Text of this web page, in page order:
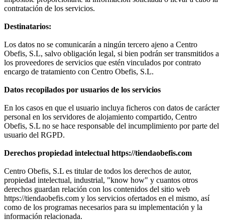
contratación de los servicios.
Destinatarios:
Los datos no se comunicarán a ningún tercero ajeno a Centro
Obefis, S.L, salvo obligación legal, si bien podrán ser transmitidos a
los proveedores de servicios que estén vinculados por contrato
encargo de tratamiento con Centro Obefis, S.L.
Datos recopilados por usuarios de los servicios
En los casos en que el usuario incluya ficheros con datos de carácter
personal en los servidores de alojamiento compartido, Centro
Obefis, S.L no se hace responsable del incumplimiento por parte del
usuario del RGPD.
Derechos propiedad intelectual https://tiendaobefis.com
Centro Obefis, S.L es titular de todos los derechos de autor,
propiedad intelectual, industrial, "know how" y cuantos otros
derechos guardan relación con los contenidos del sitio web
https://tiendaobefis.com y los servicios ofertados en el mismo, así
como de los programas necesarios para su implementación y la
información relacionada.